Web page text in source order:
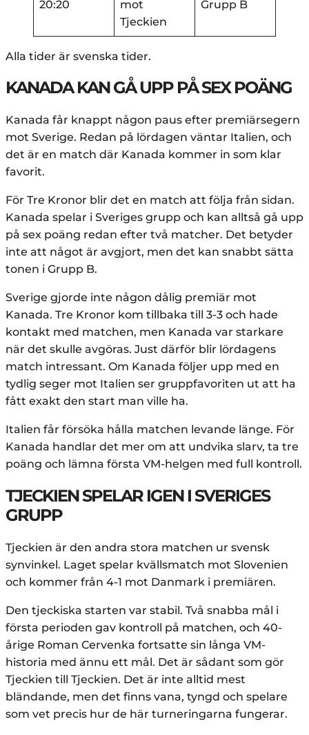
20:20
mot
Tjeckien
Grupp B
Alla tider är svenska tider.
KANADA KAN GÅ UPP PÅ SEX POÄNG
Kanada får knappt någon paus efter premiärsegern
mot Sverige. Redan på lördagen väntar Italien, och
det är en match där Kanada kommer in som klar
favorit.
För Tre Kronor blir det en match att följa från sidan.
Kanada spelar i Sveriges grupp och kan alltså gå upp
på sex poäng redan efter två matcher. Det betyder
inte att något är avgjort, men det kan snabbt sätta
tonen i Grupp B.
Sverige gjorde inte någon dålig premiär mot
Kanada. Tre Kronor kom tillbaka till 3-3 och hade
kontakt med matchen, men Kanada var starkare
när det skulle avgöras. Just därför blir lördagens
match intressant. Om Kanada följer upp med en
tydlig seger mot Italien ser gruppfavoriten ut att ha
fått exakt den start man ville ha.
Italien får försöka hålla matchen levande länge. För
Kanada handlar det mer om att undvika slarv, ta tre
poäng och lämna första VM-helgen med full kontroll.
TJECKIEN SPELAR IGEN I SVERIGES
GRUPP
Tjeckien är den andra stora matchen ur svensk
synvinkel. Laget spelar kvällsmatch mot Slovenien
och kommer från 4-1 mot Danmark i premiären.
Den tjeckiska starten var stabil. Två snabba mål i
första perioden gav kontroll på matchen, och 40-
årige Roman Cervenka fortsatte sin långa VM-
historia med ännu ett mål. Det är sådant som gör
Tjeckien till Tjeckien. Det är inte alltid mest
bländande, men det finns vana, tyngd och spelare
som vet precis hur de här turneringarna fungerar.